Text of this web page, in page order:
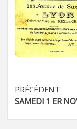
PRÉCÉDENT
SAMEDI 1 ER